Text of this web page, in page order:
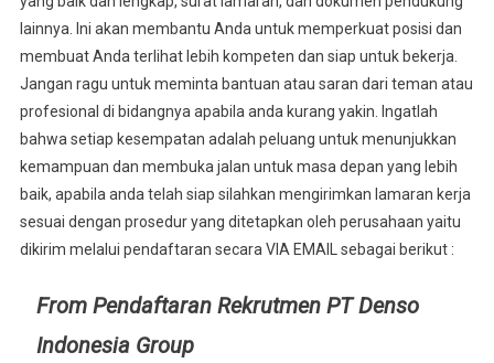
lainnya. Ini akan membantu Anda untuk memperkuat posisi dan
membuat Anda terlihat lebih kompeten dan siap untuk bekerja.
Jangan ragu untuk meminta bantuan atau saran dari teman atau
profesional di bidangnya apabila anda kurang yakin. Ingatlah
bahwa setiap kesempatan adalah peluang untuk menunjukkan
kemampuan dan membuka jalan untuk masa depan yang lebih
baik, apabila anda telah siap silahkan mengirimkan lamaran kerja
sesuai dengan prosedur yang ditetapkan oleh perusahaan yaitu
dikirim melalui pendaftaran secara VIA EMAIL sebagai berikut :
From Pendaftaran Rekrutmen PT Denso
Indonesia Group